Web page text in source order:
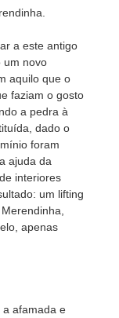
a este antigo
um novo
aquilo que o
faziam o gosto
a pedra à
dado o
foram
ajuda da
interiores
um lifting
apenas
a afamada e